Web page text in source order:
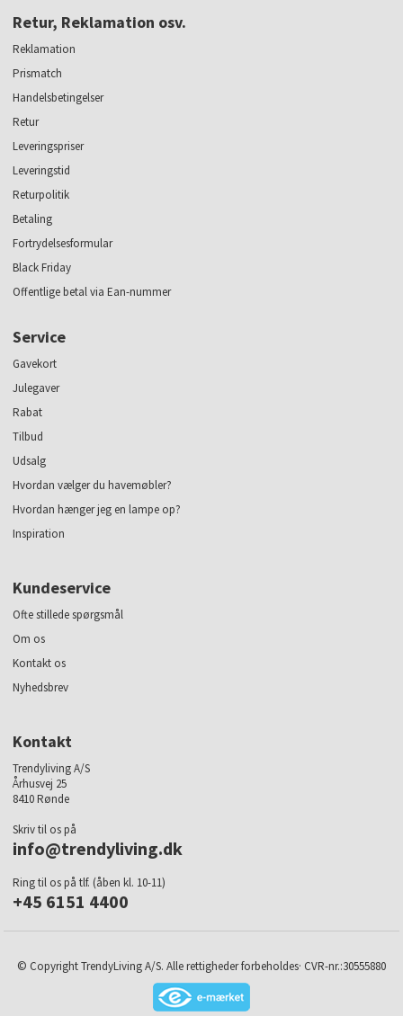
Retur, Reklamation osv.
Reklamation
Prismatch
Handelsbetingelser
Retur
Leveringspriser
Leveringstid
Returpolitik
Betaling
Fortrydelsesformular
Black Friday
Offentlige betal via Ean-nummer
Service
Gavekort
Julegaver
Rabat
Tilbud
Udsalg
Hvordan vælger du havemøbler?
Hvordan hænger jeg en lampe op?
Inspiration
Kundeservice
Ofte stillede spørgsmål
Om os
Kontakt os
Nyhedsbrev
Kontakt
Trendyliving A/S
Århusvej 25
8410 Rønde
Skriv til os på
info@trendyliving.dk
Ring til os på tlf. (åben kl. 10-11)
+45 6151 4400
© Copyright TrendyLiving A/S. Alle rettigheder forbeholdes· CVR-nr.:30555880